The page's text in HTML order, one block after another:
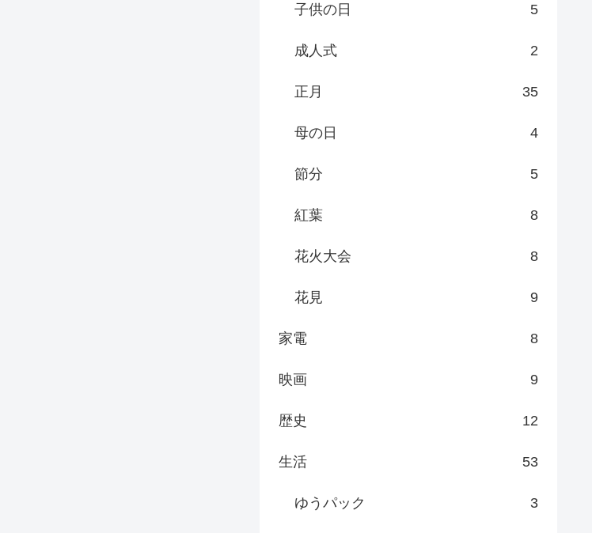
子供の日 5
成人式 2
正月 35
母の日 4
節分 5
紅葉 8
花火大会 8
花見 9
家電 8
映画 9
歴史 12
生活 53
ゆうパック 3